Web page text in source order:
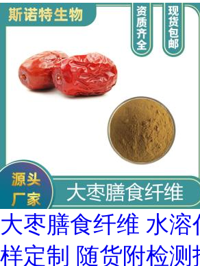
大枣膳食纤维 水溶
样定制 随货附检测